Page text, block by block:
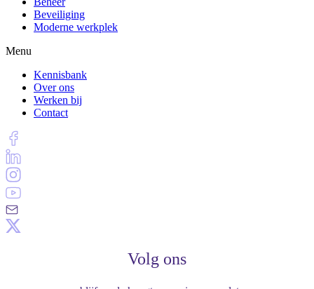
Beveiliging
Moderne werkplek
Menu
Kennisbank
Over ons
Werken bij
Contact
Volg ons